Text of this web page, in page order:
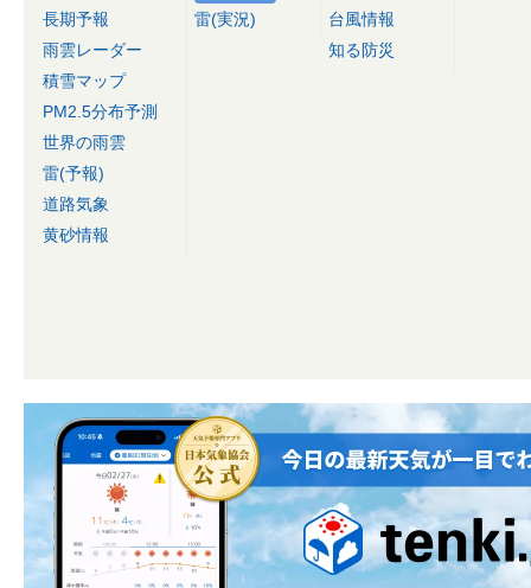
長期予報
雨雲レーダー
積雪マップ
PM2.5分布予測
世界の雨雲
雷(予報)
道路気象
黄砂情報
雷(実況)
台風情報
知る防災